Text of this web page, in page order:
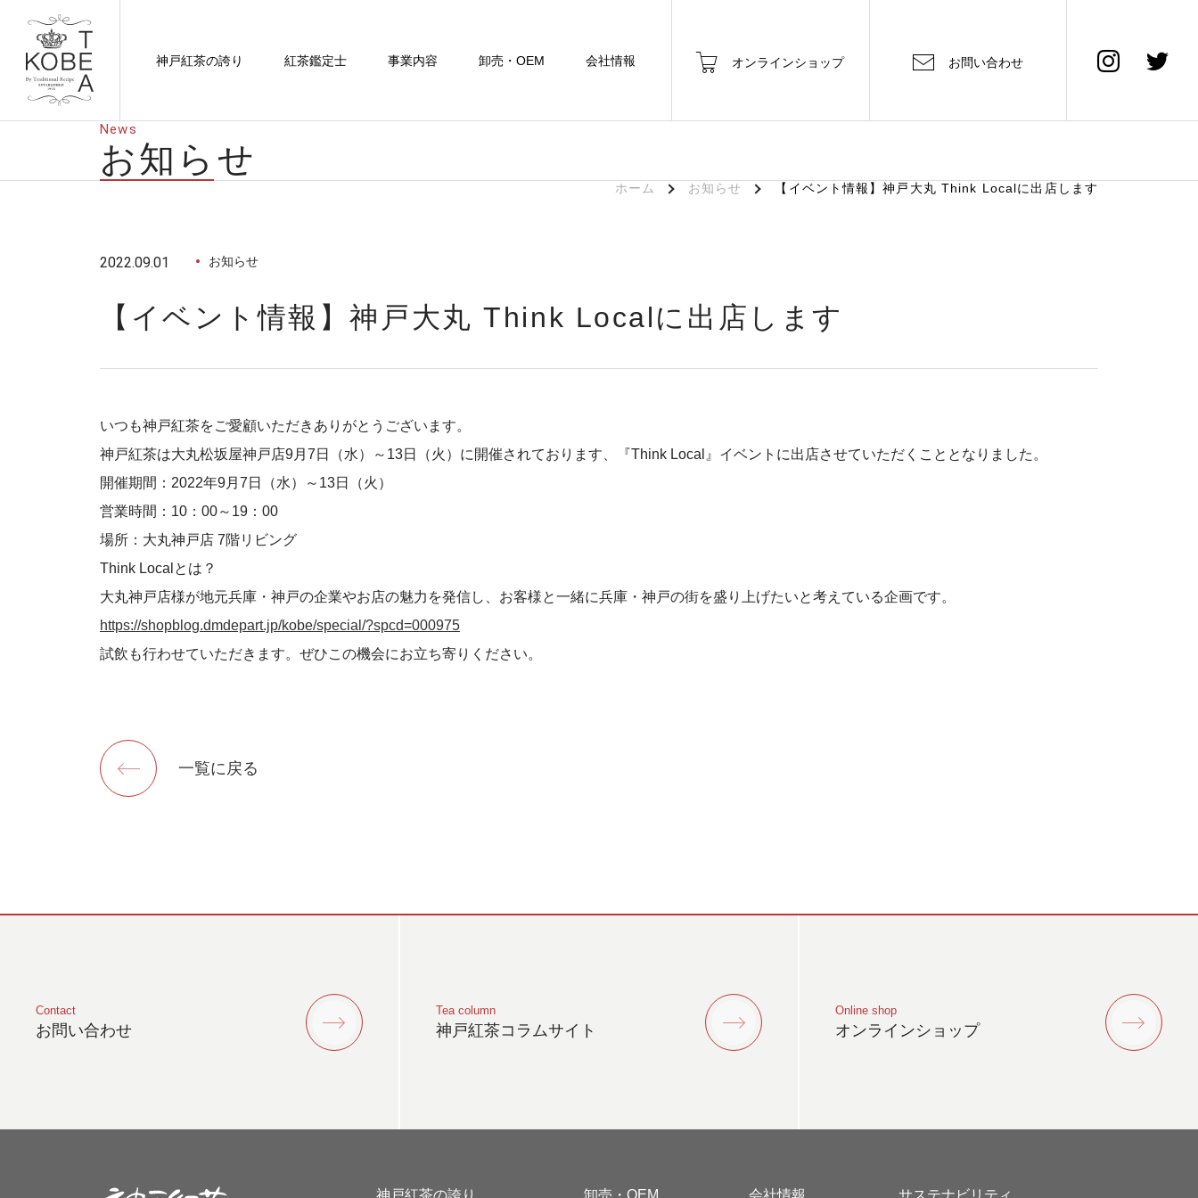
神戸紅茶の誇り 紅茶鑑定士 事業内容 卸売・OEM 会社情報 オンラインショップ お問い合わせ
News
お知らせ
ホーム お知らせ 【イベント情報】神戸大丸 Think Localに出店します
2022.09.01 お知らせ
【イベント情報】神戸大丸 Think Localに出店します
いつも神戸紅茶をご愛顧いただきありがとうございます。
神戸紅茶は大丸松坂屋神戸店9月7日（水）～13日（火）に開催されております、『Think Local』イベントに出店させていただくこととなりました。
開催期間：2022年9月7日（水）～13日（火）
営業時間：10：00～19：00
場所：大丸神戸店 7階リビング
Think Localとは？
大丸神戸店様が地元兵庫・神戸の企業やお店の魅力を発信し、お客様と一緒に兵庫・神戸の街を盛り上げたいと考えている企画です。
https://shopblog.dmdepart.jp/kobe/special/?spcd=000975
試飲も行わせていただきます。ぜひこの機会にお立ち寄りください。
一覧に戻る
Contact
お問い合わせ
Tea column
神戸紅茶コラムサイト
Online shop
オンラインショップ
神戸紅茶の誇り 卸売・OEM 会社情報 サステナビリティ